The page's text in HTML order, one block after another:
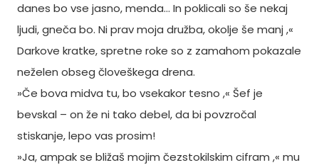
danes bo vse jasno, menda… In poklicali so še nekaj
ljudi, gneča bo. Ni prav moja družba, okolje še manj ,«
Darkove kratke, spretne roke so z zamahom pokazale
neželen obseg človeškega drena.
»Če bova midva tu, bo vsekakor tesno ,« Šef je
bevskal – on že ni tako debel, da bi povzročal
stiskanje, lepo vas prosim!
»Ja, ampak se bližaš mojim čezstokilskim cifram ,« mu